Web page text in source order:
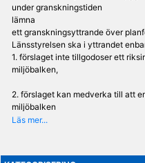
under granskningstiden
lämna
ett granskningsyttrande över
Länsstyrelsen ska i yttrandet
1. förslaget inte tillgodoser ett
miljöbalken,
2. förslaget kan medverka till att
miljöbalken
inte
lägen inte är förenlig